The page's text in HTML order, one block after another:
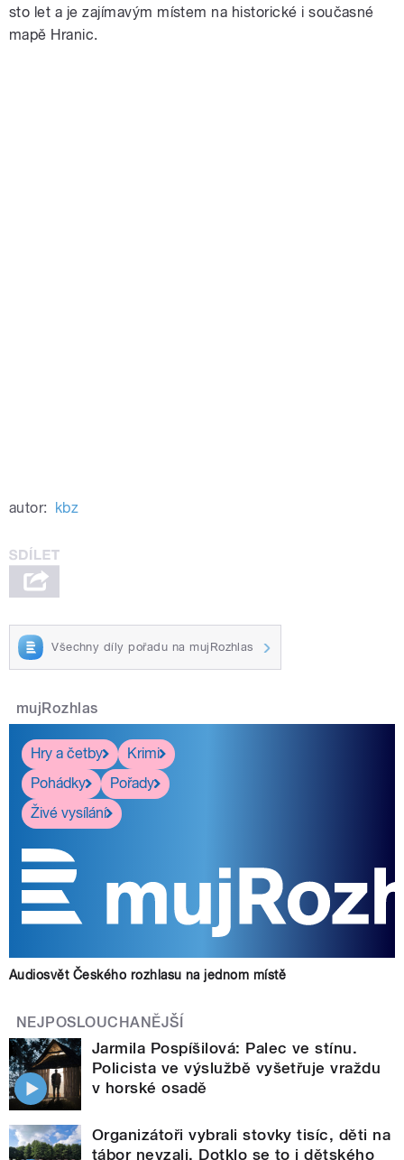
sto let a je zajímavým místem na historické i současné
mapě Hranic.
autor: kbz
Všechny díly pořadu na mujRozhlas
mujRozhlas
Hry a četby
Krimi
Pohádky
Pořady
Živé vysílání
Audiosvět Českého rozhlasu na jednom místě
NEJPOSLOUCHANĚJŠÍ
Jarmila Pospíšilová: Palec ve stínu.
Policista ve výslužbě vyšetřuje vraždu
v horské osadě
Organizátoři vybrali stovky tisíc, děti na
tábor nevzali. Dotklo se to i dětského